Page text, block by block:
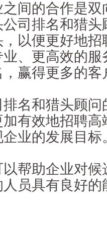
间的合作是
司排名和猎
以便更好地
、更高效的
赢得更多的客
和猎头顾问
有效地招聘
业的发展目标
助企业对候
员具有良好